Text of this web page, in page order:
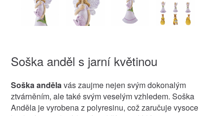
Soška anděl s jarní květinou
Soška andělavás zaujme nejen svým dokonalým
ztvárněním, ale také svým veselým vzhledem. Soška
Anděla je vyrobena z polyresinu, což zaručuje vysoce